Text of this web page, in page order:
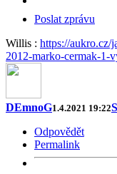
Poslat zprávu
Willis : https://aukro.cz/
2012-marko-cermak-1-
DEmnoG1.4.2021 19:22
Odpovědět
Permalink